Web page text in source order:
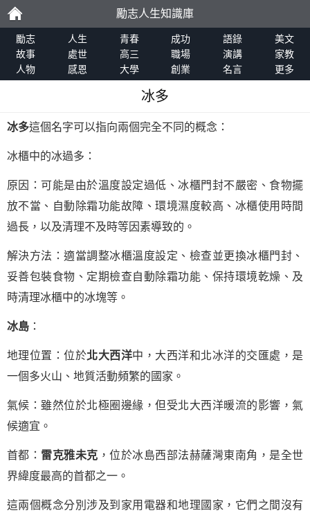
勵
志
勵志人生知識庫
勵志 人生 青春 成功 語錄
美文
故事
處世 高三 職場 演講
家教
人物
感恩 大學 創業 名言 更多
冰多
冰多這個名字可以指向兩個完全不同的概念：
冰櫃中的冰過多：
原因：可能是由於溫度設定過低、冰櫃門封不嚴密、食物擺
放不當、自動除霜功能故障、環境濕度較高、冰櫃使用時間
過長，以及清理不及時等因素導致的。
解決方法：適當調整冰櫃溫度設定、檢查並更換冰櫃門封、
妥善包裝食物、定期檢查自動除霜功能、保持環境乾燥、及
時清理冰櫃中的冰塊等。
冰島 ：
地理位置：位於北大西洋中，大西洋和北冰洋的交匯處，是
一個多火山、地質活動頻繁的國家。
氣候：雖然位於北極圈邊緣，但受北大西洋暖流的影響，氣
候適宜。
首都： 雷克雅未克 ，位於冰島西部法赫薩灣東南角，是全世
界緯度最高的首都之一。
這兩個概念分別涉及到家用電器和地理國家，它們之間沒有